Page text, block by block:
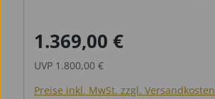
Verkaufspreis:
1.369,00 €
UVP 1.800,00 €
Preise inkl. MwSt. zzgl. Versandkosten